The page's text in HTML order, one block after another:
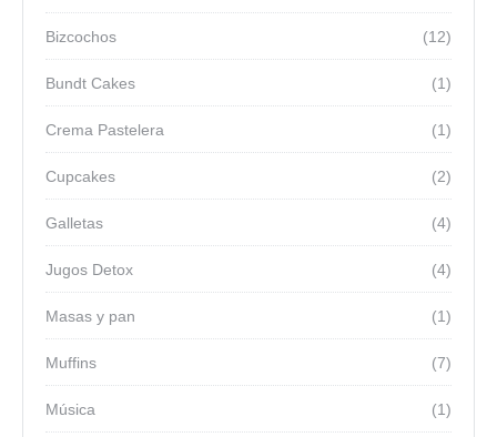
(12)
Bizcochos
(1)
Bundt Cakes
(1)
Crema Pastelera
(2)
Cupcakes
(4)
Galletas
(4)
Jugos Detox
(1)
Masas y pan
(7)
Muffins
(1)
Música